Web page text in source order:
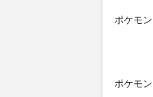
ポケモ
ポケモ